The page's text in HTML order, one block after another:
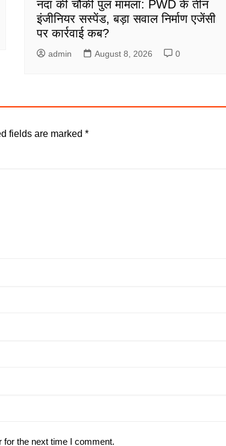
नंदा की चौकी पुल मामला: PWD के तीन
इंजीनियर सस्पेंड, बड़ा सवाल निर्माण एजेंसी
पर कार्रवाई कब?
admin August 8, 2026 0
fields are marked *
the next time I comment.